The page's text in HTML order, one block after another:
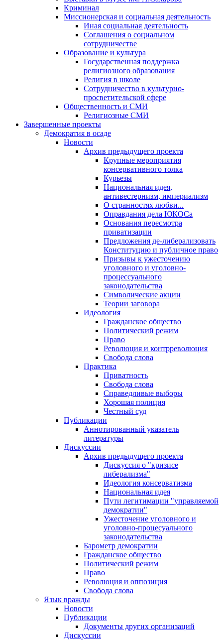
Криминал
Миссионерская и социальная деятельность
Иная социальная деятельность
Соглашения о социальном
сотрудничестве
Образование и культура
Государственная поддержка
религиозного образования
Религия в школе
Сотрудничество в культурно-
просветительской сфере
Общественность и СМИ
Религиозные СМИ
Завершенные проекты
Демократия в осаде
Новости
Архив предыдущего проекта
Крупные мероприятия
консервативного толка
Курьезы
Национальная идея,
антивестернизм, империализм
О странностях любви...
Оправдания дела ЮКОСа
Основания пересмотра
приватизации
Предложения де-либерализовать
Конституцию и публичное право
Призывы к ужесточению
уголовного и уголовно-
процессуального
законодательства
Символические акции
Теории заговора
Идеология
Гражданское общество
Политический режим
Право
Революция и контрреволюция
Свобода слова
Практика
Приватность
Свобода слова
Справедливые выборы
Хорошая полиция
Честный суд
Публикации
Аннотированный указатель
литературы
Дискуссии
Архив предыдущего проекта
Дискуссия о "кризисе
либерализма"
Идеология консерватизма
Национальная идея
Пути легитимации "управляемой
демократии"
Ужесточение уголовного и
уголовно-процесуального
законодательства
Барометр демократии
Гражданское общество
Политический режим
Право
Революция и оппозиция
Свобода слова
Язык вражды
Новости
Публикации
Документы других организаций
Дискуссии